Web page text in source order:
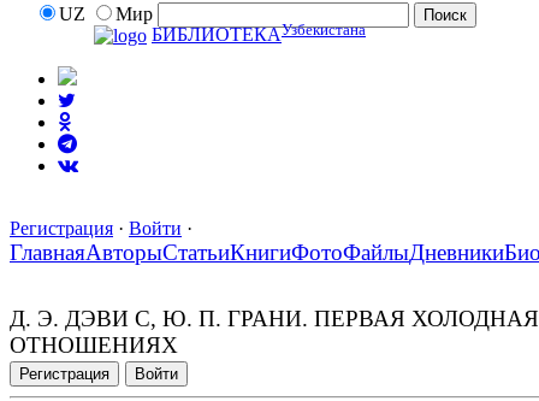
UZ
Мир
БИБЛИОТЕКАУзбекистана
Регистрация · Войти ·
ГлавнаяАвторыСтатьиКнигиФотоФайлыДневники
Д. Э. ДЭВИ С, Ю. П. ГРАНИ. ПЕРВАЯ
ОТНОШЕНИЯХ
Регистрация Войти